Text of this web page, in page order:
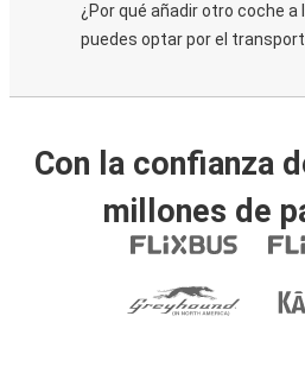
¿Por qué añadir otro coche
puedes optar por el
Con la confianza
millones de